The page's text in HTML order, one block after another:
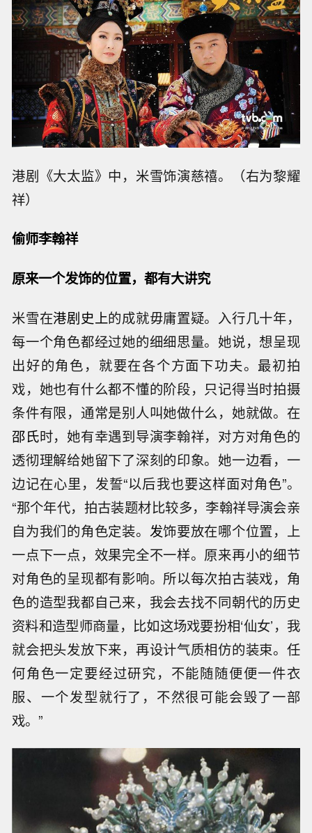
港剧《大太监》中，米雪饰演慈禧。（右为黎耀
祥）
偷师李翰祥
原来一个发饰的位置，都有大讲究
米雪在港剧史上的成就毋庸置疑。入行几十年，
每一个角色都经过她的细细思量。她说，想呈现
出好的角色，就要在各个方面下功夫。最初拍
戏，她也有什么都不懂的阶段，只记得当时拍摄
条件有限，通常是别人叫她做什么，她就做。在
邵氏时，她有幸遇到导演李翰祥，对方对角色的
透彻理解给她留下了深刻的印象。她一边看，一
边记在心里，发誓“以后我也要这样面对角色”。
“那个年代，拍古装题材比较多，李翰祥导演会亲
自为我们的角色定装。 发饰要放在哪个位置，上
一点下一点，效果完全不一样。原来再小的细节
对角色的呈现都有影响。所以每次拍古装戏，角
色的造型我都自己来，我会去找不同朝代的历史
资料和造型师商量，比如这场戏要扮相‘仙女’，我
就会把头发放下来，再设计气质相仿的装束。任
何角色一定要经过研究，不能随随便便一件衣
服、一个发型就行了，不然很可能会毁了一部
戏。”